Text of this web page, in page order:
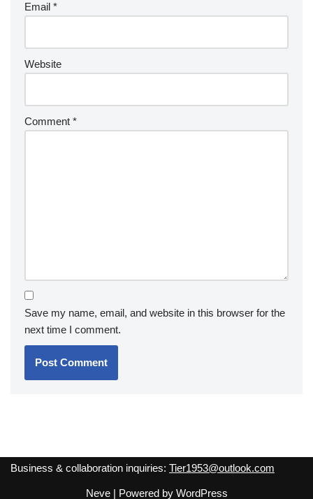
Email *
Website
Comment *
Save my name, email, and website in this browser for the
next time I comment.
Business & collaboration inquiries: Tier1953@outlook.com
Neve| Powered by WordPress